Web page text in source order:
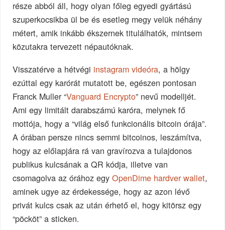
része abból áll, hogy olyan főleg egyedi gyártású
szuperkocsikba ül be és esetleg megy velük néhány
métert, amik inkább ékszernek titulálhatók, mintsem
közutakra tervezett népautóknak.
Visszatérve a hétvégi instagram videóra, a hölgy
ezúttal egy karórát mutatott be, egészen pontosan
Franck Muller “Vanguard Encrypto” nevű modelljét.
Ami egy limitált darabszámú karóra, melynek fő
mottója, hogy a “világ első funkcionális bitcoin órája”.
A órában persze nincs semmi bitcoinos, leszámítva,
hogy az előlapjára rá van gravírozva a tulajdonos
publikus kulcsának a QR kódja, illetve van
csomagolva az órához egyOpenDime hardver wallet,
aminek ugye az érdekessége, hogy az azon lévő
privát kulcs csak az után érhető el, hogy kitörsz egy
“pöcköt” a sticken.